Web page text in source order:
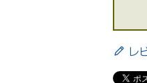
レ